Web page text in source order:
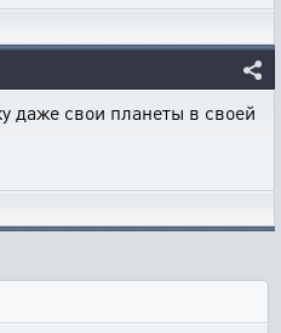
даже свои планеты в своей